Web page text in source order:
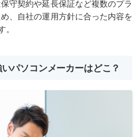
守契約や延長保証など複数のプラ
、自社の運用方針に合った内容を
パソコンメーカーはどこ？